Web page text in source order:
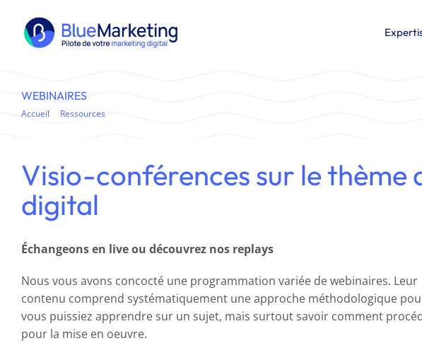
contenu
WEBINAIRES
Accueil Ressources
Visio-conférences sur le thème
digital
Échangeons en live ou découvrez nos replays
Nous vous avons concocté une programmation variée de webinaires. Leur
contenu comprend systématiquement une approche méthodologique
vous puissiez apprendre sur un sujet, mais surtout savoir comment
pour la mise en oeuvre.